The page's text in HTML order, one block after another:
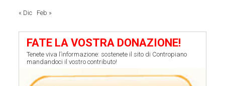
« Dic Feb »
FATE LA VOSTRA DONAZIONE!
Tenete viva l’informazione: sostenete il sito di Contropiano
mandandoci il vostro contributo!